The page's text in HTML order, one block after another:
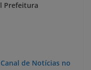
Prefeitura
de Notícias no